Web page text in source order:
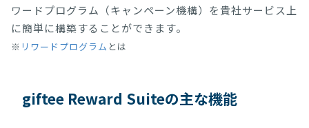
ワードプログラム（キャンペーン機構）を貴社サービス上
に簡単に構築することができます。
※ リワードプログラム とは
giftee Reward Suiteの主な機能